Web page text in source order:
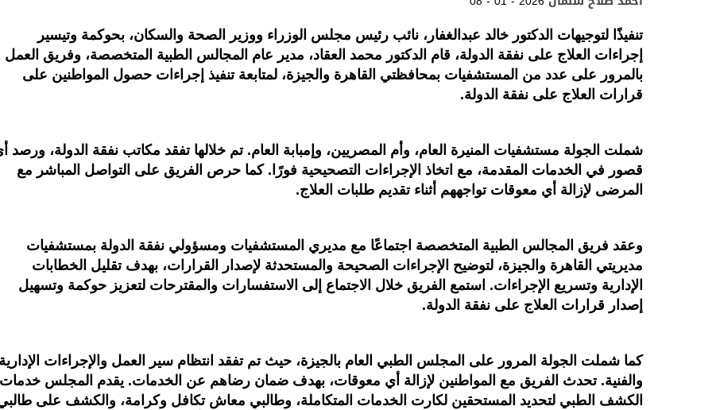
o
k
r p
p
a
m
I
n
تنفيذًا لتوجيهات الدكتور خالد عبدالغفار، نائب رئيس مجلس الوزراء ووزير الصحة والسكان، بحوكمة وتيسير
إجراءات العلاج على نفقة الدولة، قام الدكتور محمد العقاد، مدير عام المجالس الطبية المتخصصة، وفريق العمل
بالمرور على عدد من المستشفيات بمحافظتي القاهرة والجيزة، لمتابعة تنفيذ إجراءات حصول المواطنين على
قرارات العلاج على نفقة الدولة.
شملت الجولة مستشفيات المنيرة العام، وأم المصريين، وإمبابة العام. تم خلالها تفقد مكاتب نفقة الدولة، ورصد
قصور في الخدمات المقدمة، مع اتخاذ الإجراءات التصحيحية فورًا. كما حرص الفريق على التواصل المباشر مع
المرضى لإزالة أي معوقات تواجههم أثناء تقديم طلبات العلاج.
وعقد فريق المجالس الطبية المتخصصة اجتماعًا مع مديري المستشفيات ومسؤولي نفقة الدولة بمستشفيات
مديريتي القاهرة والجيزة، لتوضيح الإجراءات الصحيحة والمستحدثة لإصدار القرارات، بهدف تقليل الخطابات
الإدارية وتسريع الإجراءات. استمع الفريق خلال الاجتماع إلى الاستفسارات والمقترحات لتعزيز حوكمة وتسهيل
إصدار قرارات العلاج على نفقة الدولة.
كما شملت الجولة المرور على المجلس الطبي العام بالجيزة، حيث تم تفقد انتظام سير العمل والإجراءات
والفنية. تحدث الفريق مع المواطنين لإزالة أي معوقات، بهدف ضمان رضاهم عن الخدمات. يقدم المجلس خدمات
الكشف الطبي لتحديد المستحقين لكارت الخدمات المتكاملة، وطالبي معاش تكافل وكرامة، والكشف على